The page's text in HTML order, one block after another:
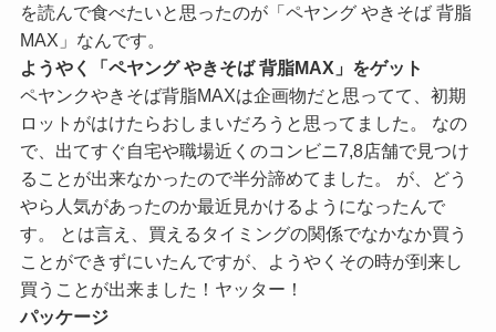
を読んで食べたいと思ったのが「ペヤング やきそば 背脂
MAX」なんです。
ようやく「ペヤング やきそば 背脂MAX」をゲット
ペヤンクやきそば背脂MAXは企画物だと思ってて、初期
ロットがはけたらおしまいだろうと思ってました。 なの
で、出てすぐ自宅や職場近くのコンビニ7,8店舗で見つけ
ることが出来なかったので半分諦めてました。 が、どう
やら人気があったのか最近見かけるようになったんで
す。 とは言え、買えるタイミングの関係でなかなか買う
ことができずにいたんですが、ようやくその時が到来し
買うことが出来ました！ヤッター！
パッケージ